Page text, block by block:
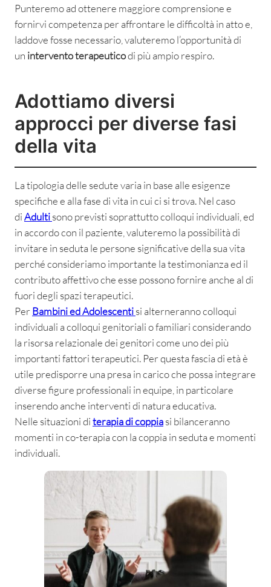
Punteremo ad ottenere maggiore comprensione e
fornirvi competenza per affrontare le difficoltà in atto e,
laddove fosse necessario, valuteremo l’opportunità di
un intervento terapeuticodi più ampio respiro.
Adottiamo diversi
approcci per diverse fasi
della vita
La tipologia delle sedute varia in base alle esigenze
specifiche e alla fase di vita in cui ci si trova. Nel caso
diAdultisono previsti soprattutto colloqui individuali, ed
in accordo con il paziente, valuteremo la possibilità di
invitare in seduta le persone significative della sua vita
perché consideriamo importante la testimonianza ed il
contributo affettivo che esse possono fornire anche al di
fuori degli spazi terapeutici.
PerBambini ed Adolescentisi alterneranno colloqui
individuali a colloqui genitoriali o familiari considerando
la risorsa relazionale dei genitori come uno dei più
importanti fattori terapeutici. Per questa fascia di età è
utile predisporre una presa in carico che possa integrare
diverse figure professionali in equipe, in particolare
inserendo anche interventi di natura educativa.
Nelle situazioni diterapia di coppiasi bilanceranno
momenti in co-terapia con la coppia in seduta e momenti
individuali.